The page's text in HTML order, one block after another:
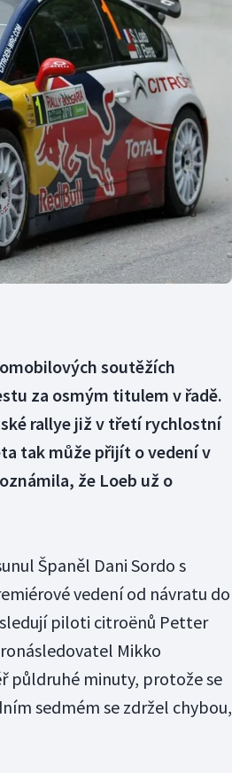
pětiboj
hry
Triatlon
Veslování
Vodní slalom
Volejbal
Ostatní
soutěžích
za osmým titulem v řadě.
rallye již v třetí rychlostní
tak může přijít o vedení v
že Loeb už o
Španěl Dani Sordo s
vedení od návratu do
piloti citroënů Petter
Mikko
půldruhé minuty, protože se
sedmém se zdržel chybou,